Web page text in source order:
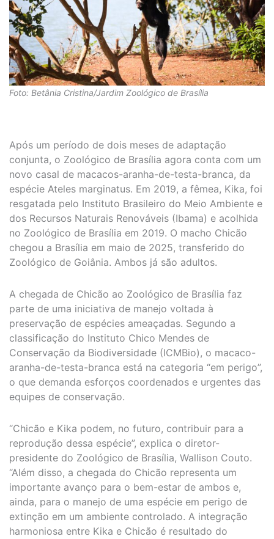
Foto: Betânia Cristina/Jardim Zoológico de Brasília
Após um período de dois meses de adaptação
conjunta, o Zoológico de Brasília agora conta com um
novo casal de macacos-aranha-de-testa-branca, da
espécie Ateles marginatus. Em 2019, a fêmea, Kika, foi
resgatada pelo Instituto Brasileiro do Meio Ambiente e
dos Recursos Naturais Renováveis (Ibama) e acolhida
no Zoológico de Brasília em 2019. O macho Chicão
chegou a Brasília em maio de 2025, transferido do
Zoológico de Goiânia. Ambos já são adultos.
A chegada de Chicão ao Zoológico de Brasília faz
parte de uma iniciativa de manejo voltada à
preservação de espécies ameaçadas. Segundo a
classificação do Instituto Chico Mendes de
Conservação da Biodiversidade (ICMBio), o macaco-
aranha-de-testa-branca está na categoria “em perigo”,
o que demanda esforços coordenados e urgentes das
equipes de conservação.
“Chicão e Kika podem, no futuro, contribuir para a
reprodução dessa espécie”, explica o diretor-
presidente do Zoológico de Brasília, Wallison Couto.
“Além disso, a chegada do Chicão representa um
importante avanço para o bem-estar de ambos e,
ainda, para o manejo de uma espécie em perigo de
extinção em um ambiente controlado. A integração
harmoniosa entre Kika e Chicão é resultado do